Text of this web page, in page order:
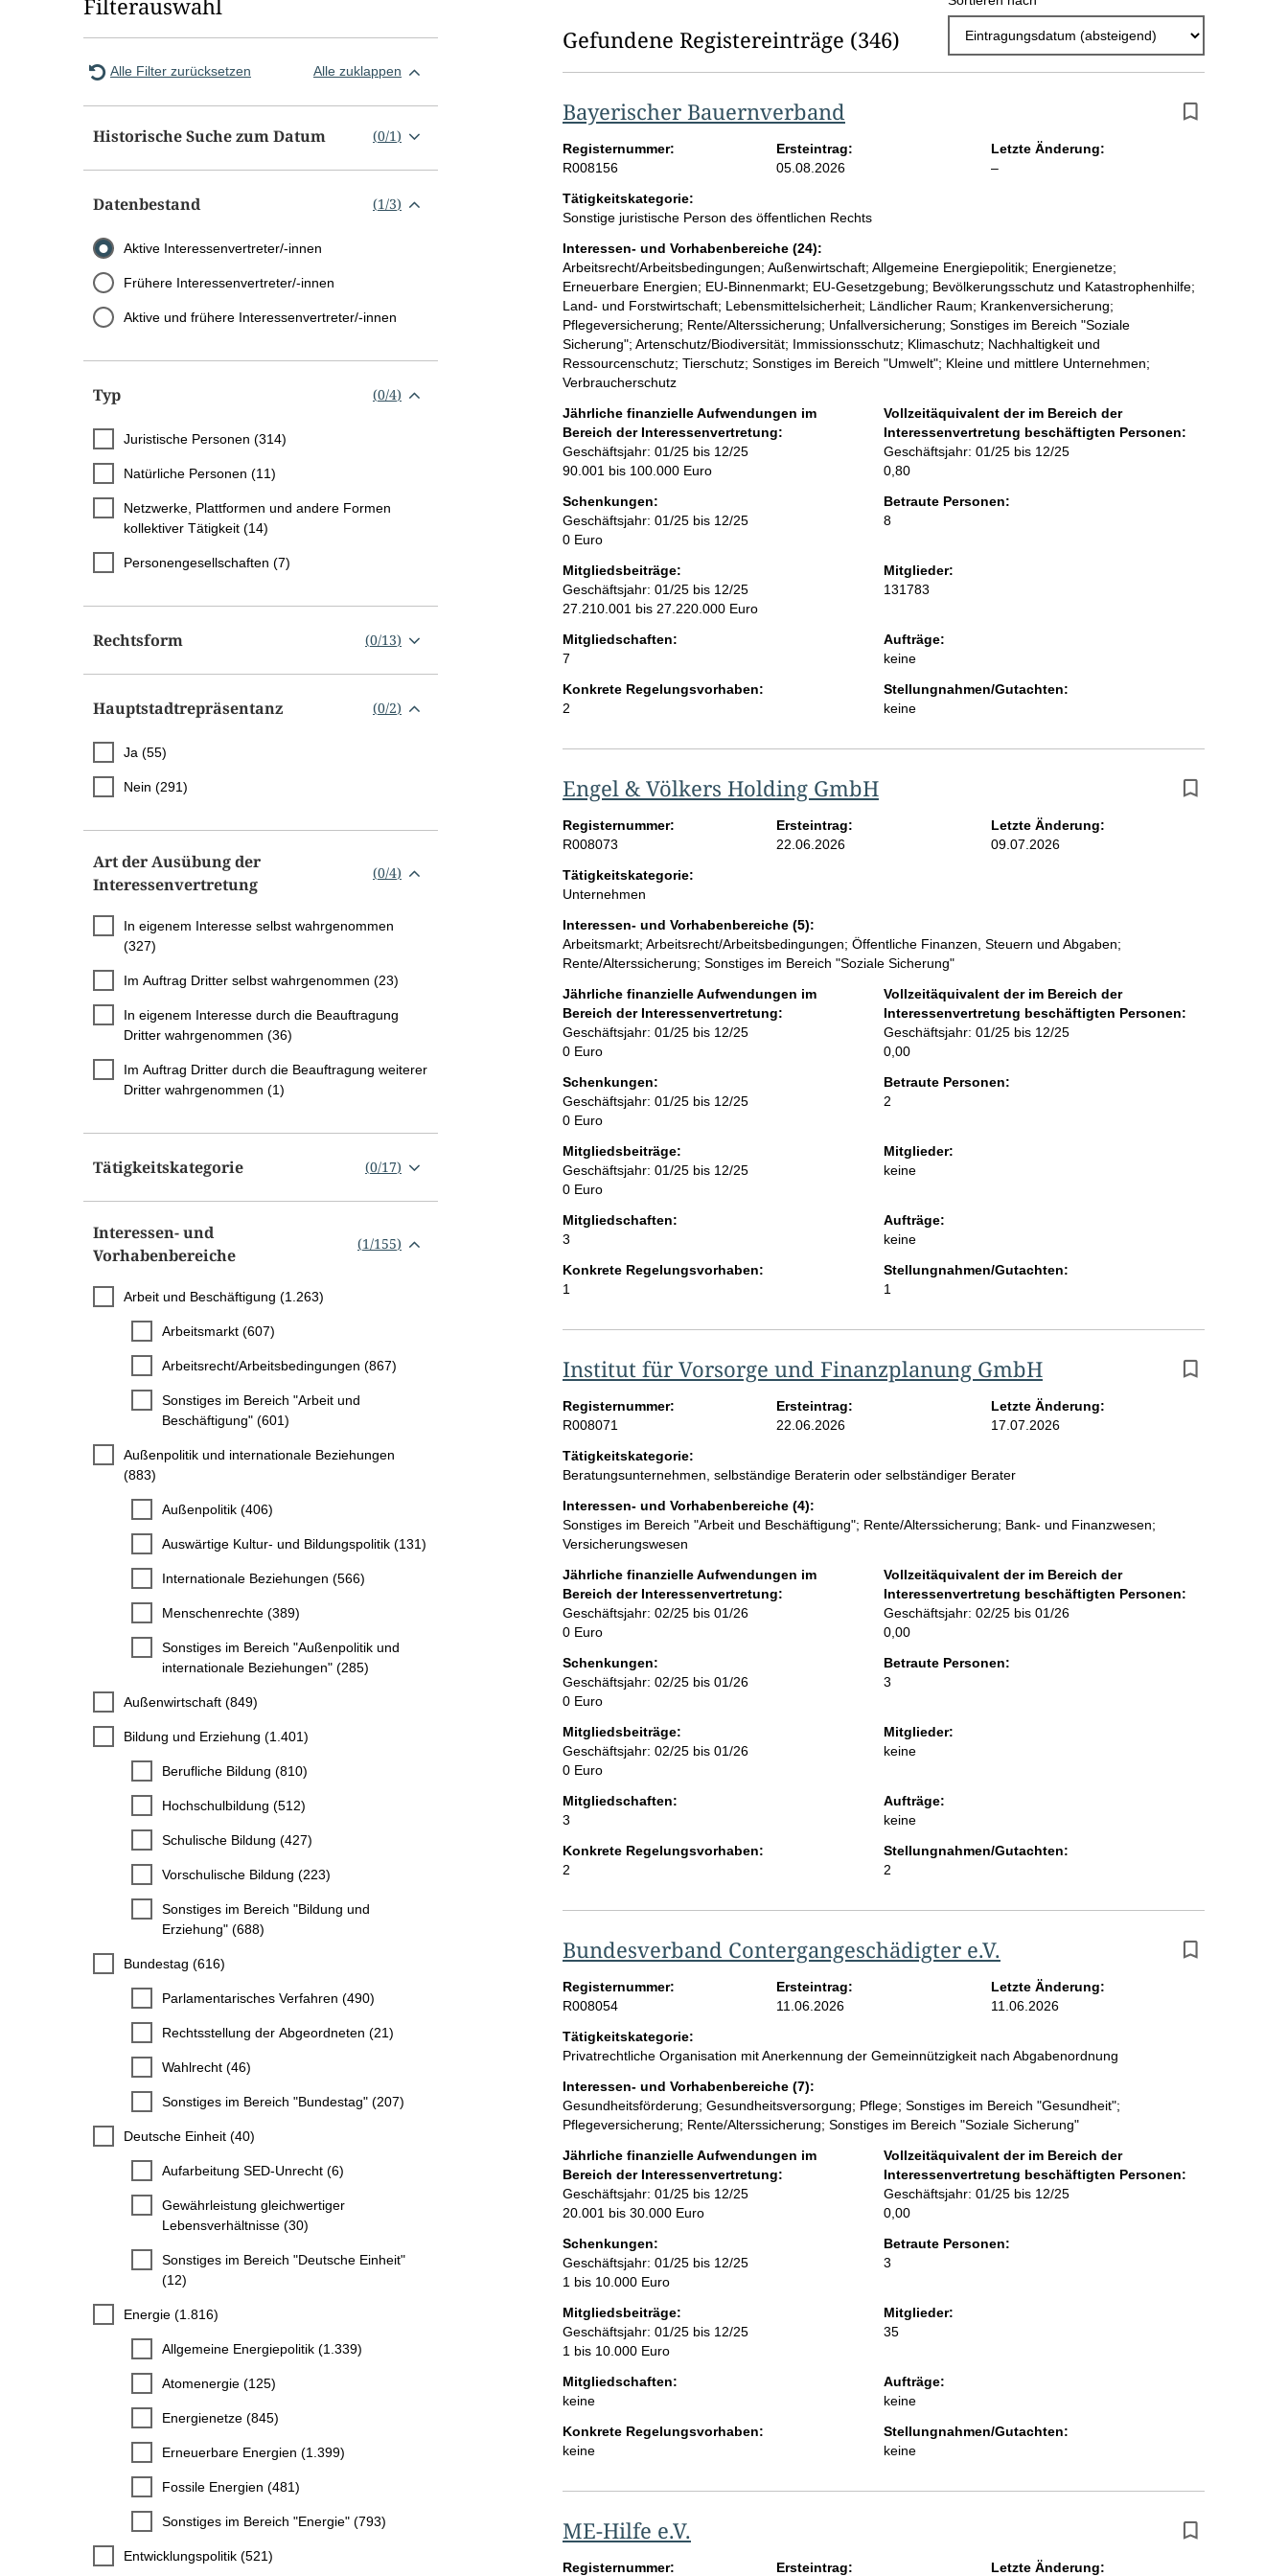
e
e
p
r
o
e
i
e
Filterauswahl
Alle Filter zurücksetzen Alle zuklappen
Historische Suche zum Datum (0/1)
Datenbestand (1/3)
Aktive Interessenvertreter/-innen
Frühere Interessenvertreter/-innen
Aktive und frühere Interessenvertreter/-innen
Typ (0/4)
Juristische Personen (314)
Natürliche Personen (11)
Netzwerke, Plattformen und andere Formen
kollektiver Tätigkeit (14)
Personengesellschaften (7)
Rechtsform (0/13)
Hauptstadtrepräsentanz (0/2)
Ja (55)
Nein (291)
Art der Ausübung der
Interessenvertretung
(0/4)
In eigenem Interesse selbst wahrgenommen
(327)
Im Auftrag Dritter selbst wahrgenommen (23)
In eigenem Interesse durch die Beauftragung
Dritter wahrgenommen (36)
Im Auftrag Dritter durch die Beauftragung weiterer
Dritter wahrgenommen (1)
Tätigkeitskategorie (0/17)
Interessen- und
Vorhabenbereiche
(1/155)
Arbeit und Beschäftigung (1.263)
Arbeitsmarkt (607)
Arbeitsrecht/Arbeitsbedingungen (867)
Sonstiges im Bereich "Arbeit und
Beschäftigung" (601)
Außenpolitik und internationale Beziehungen
(883)
Außenpolitik (406)
Auswärtige Kultur- und Bildungspolitik (131)
Internationale Beziehungen (566)
Menschenrechte (389)
Sonstiges im Bereich "Außenpolitik und
internationale Beziehungen" (285)
Außenwirtschaft (849)
Bildung und Erziehung (1.401)
Berufliche Bildung (810)
Hochschulbildung (512)
Schulische Bildung (427)
Vorschulische Bildung (223)
Sonstiges im Bereich "Bildung und
Erziehung" (688)
Bundestag (616)
Parlamentarisches Verfahren (490)
Rechtsstellung der Abgeordneten (21)
Wahlrecht (46)
Sonstiges im Bereich "Bundestag" (207)
Deutsche Einheit (40)
Aufarbeitung SED-Unrecht (6)
Gewährleistung gleichwertiger
Lebensverhältnisse (30)
Sonstiges im Bereich "Deutsche Einheit"
(12)
Energie (1.816)
Allgemeine Energiepolitik (1.339)
Atomenergie (125)
Energienetze (845)
Erneuerbare Energien (1.399)
Fossile Energien (481)
Sonstiges im Bereich "Energie" (793)
Entwicklungspolitik (521)
Gefundene Registereinträge (346)
Bayerischer Bauernverband
Registernummer:
R008156
Ersteintrag:
05.08.2026
Letzte Änderung:
–l
Tätigkeitskategorie:
Sonstige juristische Person des öffentlichen Rechts
Interessen- und Vorhabenbereiche (24):
Arbeitsrecht/Arbeitsbedingungen; Außenwirtschaft; Allgemeine Energiepolitik; Energienetze;
Erneuerbare Energien; EU-Binnenmarkt; EU-Gesetzgebung; Bevölkerungsschutz und Katastrophenhilfe;
Land- und Forstwirtschaft; Lebensmittelsicherheit; Ländlicher Raum; Krankenversicherung;
Pflegeversicherung; Rente/Alterssicherung; Unfallversicherung; Sonstiges im Bereich "Soziale
Sicherung"; Artenschutz/Biodiversität; Immissionsschutz; Klimaschutz; Nachhaltigkeit und
Ressourcenschutz; Tierschutz; Sonstiges im Bereich "Umwelt"; Kleine und mittlere Unternehmen;
Verbraucherschutz
Jährliche finanzielle Aufwendungen im
Bereich der Interessenvertretung:
Geschäftsjahr: 01/25 bis 12/25
90.001 bis 100.000 Euro
Vollzeitäquivalent der im Bereich der
Interessenvertretung beschäftigten Personen:
Geschäftsjahr: 01/25 bis 12/25
0,80
Schenkungen:
Geschäftsjahr: 01/25 bis 12/25
0 Euro
Betraute Personen:
8
Mitgliedsbeiträge:
Geschäftsjahr: 01/25 bis 12/25
27.210.001 bis 27.220.000 Euro
Mitglieder:
131783
Mitgliedschaften:
7
Aufträge:
keine
Konkrete Regelungsvorhaben:
2
Stellungnahmen/Gutachten:
keine
Engel & Völkers Holding GmbH
Registernummer:
R008073
Ersteintrag:
22.06.2026
Letzte Änderung:
09.07.2026
Tätigkeitskategorie:
Unternehmen
Interessen- und Vorhabenbereiche (5):
Arbeitsmarkt; Arbeitsrecht/Arbeitsbedingungen; Öffentliche Finanzen, Steuern und Abgaben;
Rente/Alterssicherung; Sonstiges im Bereich "Soziale Sicherung"
Jährliche finanzielle Aufwendungen im
Bereich der Interessenvertretung:
Geschäftsjahr: 01/25 bis 12/25
0 Euro
Vollzeitäquivalent der im Bereich der
Interessenvertretung beschäftigten Personen:
Geschäftsjahr: 01/25 bis 12/25
0,00
Schenkungen:
Geschäftsjahr: 01/25 bis 12/25
0 Euro
Betraute Personen:
2
Mitgliedsbeiträge:
Geschäftsjahr: 01/25 bis 12/25
0 Euro
Mitglieder:
keine
Mitgliedschaften:
3
Aufträge:
keine
Konkrete Regelungsvorhaben:
1
Stellungnahmen/Gutachten:
1
Institut für Vorsorge und Finanzplanung GmbH
Registernummer:
R008071
Ersteintrag:
22.06.2026
Letzte Änderung:
17.07.2026
Tätigkeitskategorie:
Beratungsunternehmen, selbständige Beraterin oder selbständiger Berater
Interessen- und Vorhabenbereiche (4):
Sonstiges im Bereich "Arbeit und Beschäftigung"; Rente/Alterssicherung; Bank- und Finanzwesen;
Versicherungswesen
Jährliche finanzielle Aufwendungen im
Bereich der Interessenvertretung:
Geschäftsjahr: 02/25 bis 01/26
0 Euro
Vollzeitäquivalent der im Bereich der
Interessenvertretung beschäftigten Personen:
Geschäftsjahr: 02/25 bis 01/26
0,00
Schenkungen:
Geschäftsjahr: 02/25 bis 01/26
0 Euro
Betraute Personen:
3
Mitgliedsbeiträge:
Geschäftsjahr: 02/25 bis 01/26
0 Euro
Mitglieder:
keine
Mitgliedschaften:
3
Aufträge:
keine
Konkrete Regelungsvorhaben:
2
Stellungnahmen/Gutachten:
2
Bundesverband Contergangeschädigter e.V.
Registernummer:
R008054
Ersteintrag:
11.06.2026
Letzte Änderung:
11.06.2026
Tätigkeitskategorie:
Privatrechtliche Organisation mit Anerkennung der Gemeinnützigkeit nach Abgabenordnung
Interessen- und Vorhabenbereiche (7):
Gesundheitsförderung; Gesundheitsversorgung; Pflege; Sonstiges im Bereich "Gesundheit";
Pflegeversicherung; Rente/Alterssicherung; Sonstiges im Bereich "Soziale Sicherung"
Jährliche finanzielle Aufwendungen im
Bereich der Interessenvertretung:
Geschäftsjahr: 01/25 bis 12/25
20.001 bis 30.000 Euro
Vollzeitäquivalent der im Bereich der
Interessenvertretung beschäftigten Personen:
Geschäftsjahr: 01/25 bis 12/25
0,00
Schenkungen:
Geschäftsjahr: 01/25 bis 12/25
1 bis 10.000 Euro
Betraute Personen:
3
Mitgliedsbeiträge:
Geschäftsjahr: 01/25 bis 12/25
1 bis 10.000 Euro
Mitglieder:
35
Mitgliedschaften:
keine
Aufträge:
keine
Konkrete Regelungsvorhaben:
keine
Stellungnahmen/Gutachten:
keine
ME-Hilfe e.V.
Registernummer: Ersteintrag: Letzte Änderung: